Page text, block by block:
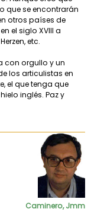
que se encontrarán
otros países de
el siglo XVIII a
etc.
con orgullo y un
los articulistas en
el que tenga que
inglés. Paz y
Caminero, Jmm